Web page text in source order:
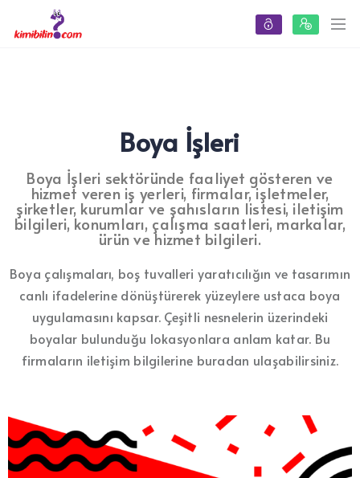
Boya İşleri
Boya İşleri sektöründe faaliyet gösteren ve
hizmet veren iş yerleri, firmalar, işletmeler,
şirketler, kurumlar ve şahısların listesi, iletişim
bilgileri, konumları, çalışma saatleri, markalar,
ürün ve hizmet bilgileri.
Boya çalışmaları, boş tuvalleri yaratıcılığın ve tasarımın
canlı ifadelerine dönüştürerek yüzeylere ustaca boya
uygulamasını kapsar. Çeşitli nesnelerin üzerindeki
boyalar bulunduğu lokasyonlara anlam katar. Bu
firmaların iletişim bilgilerine buradan ulaşabilirsiniz.